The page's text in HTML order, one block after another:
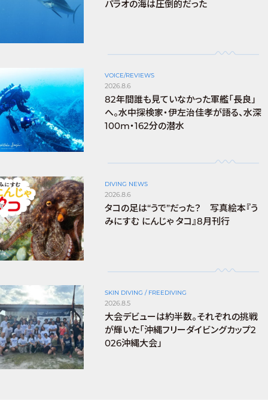
パラオの海は圧倒的だった
VOICE/REVIEWS
2026.8.6
82年間誰も見ていなかった軍艦「長良」
へ。水中探検家・伊左治佳孝が語る、水深
100m・162分の潜水
DIVING NEWS
2026.8.6
タコの足は“うで”だった？ 写真絵本『う
みにすむ にんじゃ タコ』8月刊行
SKIN DIVING / FREEDIVING
2026.8.5
大会デビューは約半数。それぞれの挑戦
が輝いた「沖縄フリーダイビングカップ2
026沖縄大会」